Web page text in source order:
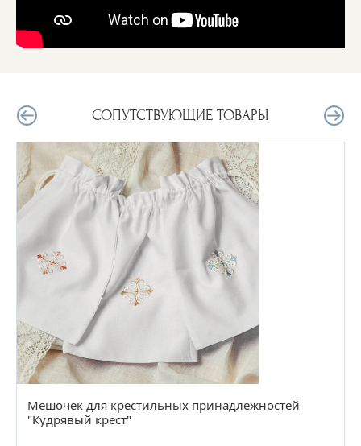
СОПУТСТВУЮЩИЕ ТОВАРЫ
Мешочек для крестильных принадлежностей
"Кудрявый крест"